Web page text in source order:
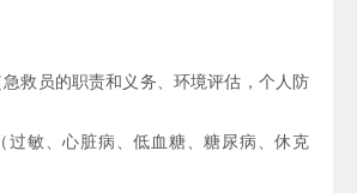
急救员的职责和义务、环境评估，个人防
过敏、心脏病、低血糖、糖尿病、休克